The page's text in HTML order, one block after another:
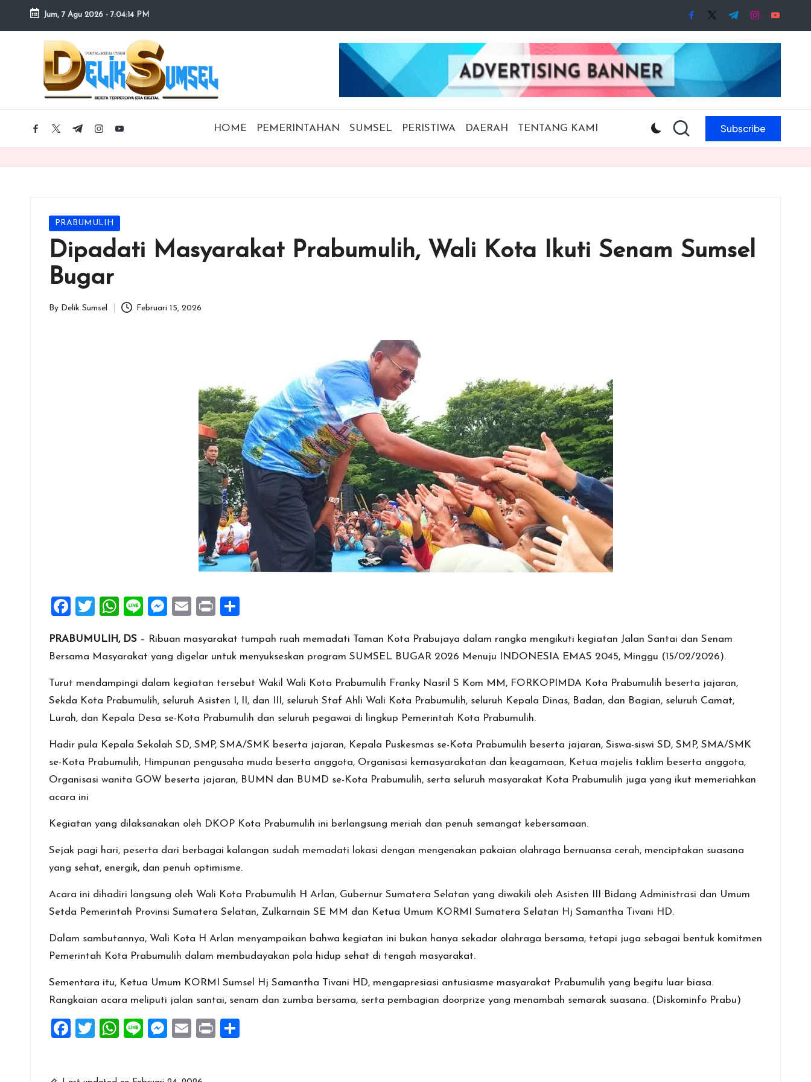
Skip
Jum, 7 Agu 2026 - 7:04:15 PM facebook.com
twitter.com
t.me
facebook.com
twitter.com
t.me instagram.com
youtube.com HOME PEMERINTAHAN SUMSEL PERISTIWA DAERAH TENTANG KAMI Subscribe
Posted
PRABUMULIH
Dipadati Masyarakat Prabumulih, Wali Kota Ikuti Senam Sumsel
Bugar
Posted
By Delik Sumsel Februari 15, 2026
F
ce
b
o
o
k
T
tt
er
W
at
s
A
p
p
Li
e
M
se
n
g
er
E
ai
l
Pr
t
ar
e
PRABUMULIH, DS – Ribuan masyarakat tumpah ruah memadati Taman Kota Prabujaya dalam rangka mengikuti kegiatan Jalan Santai dan Senam
Bersama Masyarakat yang digelar untuk menyukseskan program SUMSEL BUGAR 2026 Menuju INDONESIA EMAS 2045, Minggu (15/02/2026).
Turut mendampingi dalam kegiatan tersebut Wakil Wali Kota Prabumulih Franky Nasril S Kom MM, FORKOPIMDA Kota Prabumulih beserta jajaran,
Sekda Kota Prabumulih, seluruh Asisten I, II, dan III, seluruh Staf Ahli Wali Kota Prabumulih, seluruh Kepala Dinas, Badan, dan Bagian, seluruh Camat,
Lurah, dan Kepala Desa se-Kota Prabumulih dan seluruh pegawai di lingkup Pemerintah Kota Prabumulih.
Hadir pula Kepala Sekolah SD, SMP, SMA/SMK beserta jajaran, Kepala Puskesmas se-Kota Prabumulih beserta jajaran, Siswa-siswi SD, SMP, SMA/SMK
se-Kota Prabumulih, Himpunan pengusaha muda beserta anggota, Organisasi kemasyarakatan dan keagamaan, Ketua majelis taklim beserta anggota,
Organisasi wanita GOW beserta jajaran, BUMN dan BUMD se-Kota Prabumulih, serta seluruh masyarakat Kota Prabumulih juga yang ikut memeriahkan
acara ini
Kegiatan yang dilaksanakan oleh DKOP Kota Prabumulih ini berlangsung meriah dan penuh semangat kebersamaan.
Sejak pagi hari, peserta dari berbagai kalangan sudah memadati lokasi dengan mengenakan pakaian olahraga bernuansa cerah, menciptakan suasana
yang sehat, energik, dan penuh optimisme.
Acara ini dihadiri langsung oleh Wali Kota Prabumulih H Arlan, Gubernur Sumatera Selatan yang diwakili oleh Asisten III Bidang Administrasi dan Umum
Setda Pemerintah Provinsi Sumatera Selatan, Zulkarnain SE MM dan Ketua Umum KORMI Sumatera Selatan Hj Samantha Tivani HD.
Dalam sambutannya, Wali Kota H Arlan menyampaikan bahwa kegiatan ini bukan hanya sekadar olahraga bersama, tetapi juga sebagai bentuk komitmen
Pemerintah Kota Prabumulih dalam membudayakan pola hidup sehat di tengah masyarakat.
Sementara itu, Ketua Umum KORMI Sumsel Hj Samantha Tivani HD, mengapresiasi antusiasme masyarakat Prabumulih yang begitu luar biasa.
Rangkaian acara meliputi jalan santai, senam dan zumba bersama, serta pembagian doorprize yang menambah semarak suasana. (Diskominfo Prabu)
F
T
W
Li
M
E
Pr